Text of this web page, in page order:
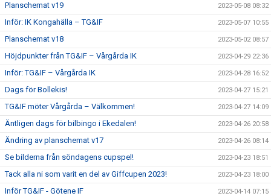
Planschemat v19 2023-05-08 08:32
Inför: IK Kongahälla – TG&IF 2023-05-07 10:55
Planschemat v18 2023-05-02 08:57
Höjdpunkter från TG&IF – Vårgårda IK 2023-04-29 22:36
Inför: TG&IF – Vårgårda IK 2023-04-28 16:52
Dags för Bollekis! 2023-04-27 15:21
TG&IF möter Vårgårda – Välkommen! 2023-04-27 14:09
Äntligen dags för bilbingo i Ekedalen! 2023-04-26 20:58
Ändring av planschemat v17 2023-04-26 08:14
Se bilderna från söndagens cupspel! 2023-04-23 18:51
Tack alla ni som varit en del av Giffcupen 2023! 2023-04-23 18:00
Inför TG&IF - Götene IF 2023-04-14 07:15